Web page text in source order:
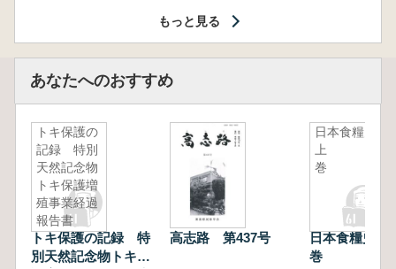
もっと見る
あなたへのおすすめ
トキ保護の
記録 特別
天然記念物
トキ保護増
殖事業経過
報告書
トキ保護の記録 特
別天然記念物トキ保
高志路 第437号
日本食糧史
上
日本食糧史